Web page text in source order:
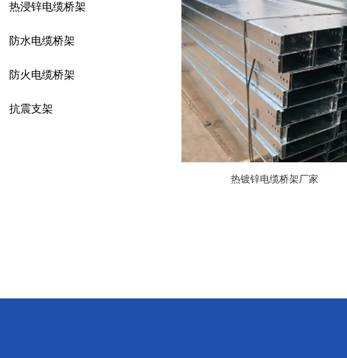
热浸锌电缆桥架
防水电缆桥架
防火电缆桥架
抗震支架
热镀锌电缆桥架厂家